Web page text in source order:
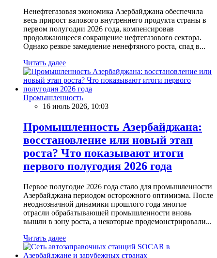
Ненефтегазовая экономика Азербайджана обеспечила
весь прирост валового внутреннего продукта страны в
первом полугодии 2026 года, компенсировав
продолжающееся сокращение нефтегазового сектора.
Однако резкое замедление ненефтяного роста, спад в...
Читать далее
Промышленность
16 июль 2026, 10:03
Промышленность Азербайджана:
восстановление или новый этап
роста? Что показывают итоги
первого полугодия 2026 года
Первое полугодие 2026 года стало для промышленности
Азербайджана периодом осторожного оптимизма. После
неоднозначной динамики прошлого года многие
отрасли обрабатывающей промышленности вновь
вышли в зону роста, а некоторые продемонстрировали...
Читать далее